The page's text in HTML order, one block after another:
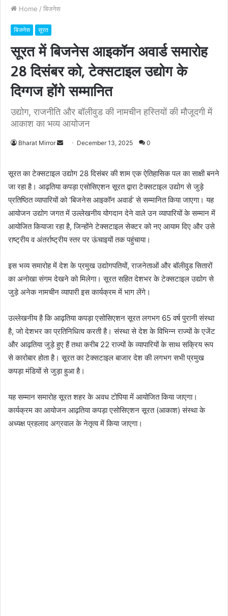
Home / बिजनेस
बिजनेस सूरत
सूरत में बिजनेस आइकॉन अवार्ड समारोह
28 दिसंबर को, टेक्सटाइल उद्योग के
दिग्गज होंगे सम्मानित
उद्योग, राजनीति और बॉलीवुड की नामचीन हस्तियों की मौजूदगी में
आकाश का भव्य आयोजन
Bharat Mirror
a
n
e
m
a
l
December 13, 2025 0
सूरत का टेक्सटाइल उद्योग 28 दिसंबर की शाम एक ऐतिहासिक पल का साक्षी बनने
जा रहा है। आढ़तिया कपड़ा एसोसिएशन सूरत द्वारा टेक्सटाइल उद्योग से जुड़े
प्रतिष्ठित व्यापारियों को ‘बिजनेस आइकॉन अवार्ड’ से सम्मानित किया जाएगा। यह
आयोजन उद्योग जगत में उल्लेखनीय योगदान देने वाले उन व्यापारियों के सम्मान में
आयोजित कियाजा रहा है, जिन्होंने टेक्सटाइल सेक्टर को नए आयाम दिए और उसे
राष्ट्रीय व अंतर्राष्ट्रीय स्तर पर ऊंचाइयों तक पहुंचाया।
इस भव्य समारोह में देश के प्रमुख उद्योगपतियों, राजनेताओं और बॉलीवुड सितारों
का अनोखा संगम देखने को मिलेगा। सूरत सहित देशभर के टेक्सटाइल उद्योग से
जुड़े अनेक नामचीन व्यापारी इस कार्यक्रम में भाग लेंगे।
उल्लेखनीय है कि आढ़तिया कपड़ा एसोसिएशन सूरत लगभग 65 वर्ष पुरानी संस्था
है, जो देशभर का प्रतिनिधित्व करती है। संस्था से देश के विभिन्न राज्यों के एजेंट
और आढ़तिया जुड़े हुए हैं तथा करीब 22 राज्यों के व्यापारियों के साथ सक्रिय रूप
से कारोबार होता है। सूरत का टेक्सटाइल बाजार देश की लगभग सभी प्रमुख
कपड़ा मंडियों से जुड़ा हुआ है।
यह सम्मान समारोह सूरत शहर के अवध टोपिया में आयोजित किया जाएगा।
कार्यक्रम का आयोजन आढ़तिया कपड़ा एसोसिएशन सूरत (आकाश) संस्था के
अध्यक्ष प्रहलाद अग्रवाल के नेतृत्व में किया जाएगा।